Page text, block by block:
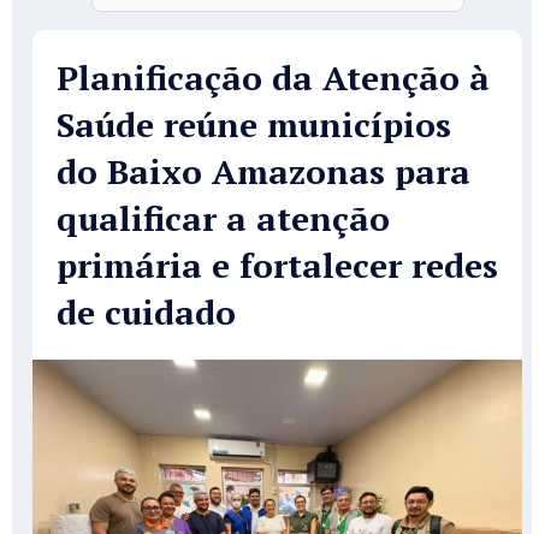
Planificação da Atenção à
Saúde reúne municípios
do Baixo Amazonas para
qualificar a atenção
primária e fortalecer redes
de cuidado